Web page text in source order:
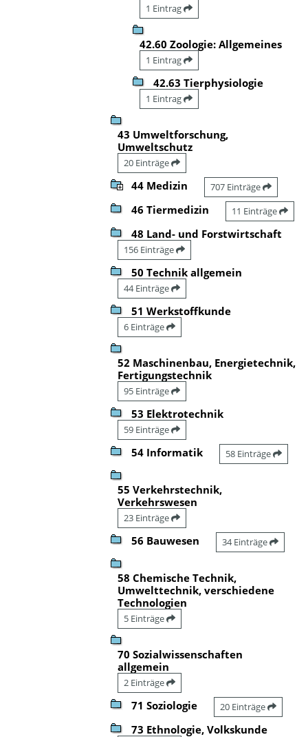
1 Eintrag
42.60 Zoologie: Allgemeines
1 Eintrag
42.63 Tierphysiologie
1 Eintrag
43 Umweltforschung,
Umweltschutz
20 Einträge
44 Medizin 707 Einträge
46 Tiermedizin 11 Einträge
48 Land- und Forstwirtschaft
156 Einträge
50 Technik allgemein
44 Einträge
51 Werkstoffkunde
6 Einträge
52 Maschinenbau, Energietechnik,
Fertigungstechnik
95 Einträge
53 Elektrotechnik
59 Einträge
54 Informatik 58 Einträge
55 Verkehrstechnik,
Verkehrswesen
23 Einträge
56 Bauwesen 34 Einträge
58 Chemische Technik,
Umwelttechnik, verschiedene
Technologien
5 Einträge
70 Sozialwissenschaften
allgemein
2 Einträge
71 Soziologie 20 Einträge
73 Ethnologie, Volkskunde